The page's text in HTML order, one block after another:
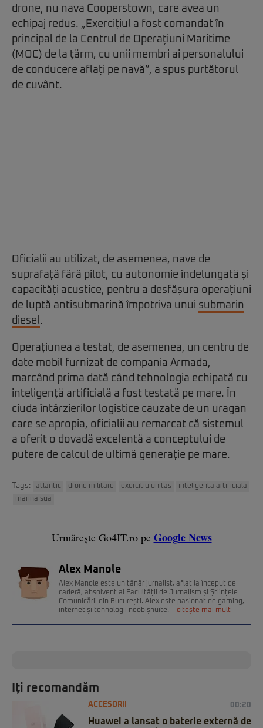
drone, nu nava Cooperstown, care avea un
echipaj redus. „Exercițiul a fost comandat în
principal de la Centrul de Operațiuni Maritime
(MOC) de la țărm, cu unii membri ai personalului
de conducere aflați pe navă”, a spus purtătorul
de cuvânt.
Oficialii au utilizat, de asemenea, nave de
suprafață fără pilot, cu autonomie îndelungată și
capacități acustice, pentru a desfășura operațiuni
de luptă antisubmarină împotriva unui submarin
diesel.
Operațiunea a testat, de asemenea, un centru de
date mobil furnizat de compania Armada,
marcând prima dată când tehnologia echipată cu
inteligență artificială a fost testată pe mare. În
ciuda întârzierilor logistice cauzate de un uragan
care se apropia, oficialii au remarcat că sistemul
a oferit o dovadă excelentă a conceptului de
putere de calcul de ultimă generație pe mare.
Tags: atlantic drone militare exercitiu unitas
inteligenta artificiala
marina sua
Urmărește Go4IT.ro pe Google News
Alex Manole
Alex Manole este un tânăr jurnalist, aflat la început de
carieră, absolvent al Facultății de Jurnalism și Științele
Comunicării din București. Alex este pasionat de gaming,
internet și tehnologii neobișnuite.
citește mai mult
Iți recomandăm
ACCESORII 00:20
Huawei a lansat o baterie externă de